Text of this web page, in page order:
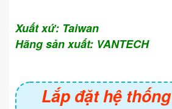
Xuất xứ: Taiwan
Hãng sản xuất: VANTECH
Lắp đặt hệ